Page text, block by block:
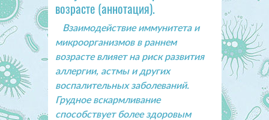
возрасте (аннотация).
Взаимодействие иммунитета и
микроорганизмов в раннем
возрасте влияет на риск развития
аллергии, астмы и других
воспалительных заболеваний.
Грудное вскармливание
способствует более здоровым